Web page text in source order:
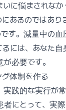
に悩まされなか
あるのではあり
す。減量中の
には、あなた
必要です。
体制を作る
践的な実行が
にとって、実